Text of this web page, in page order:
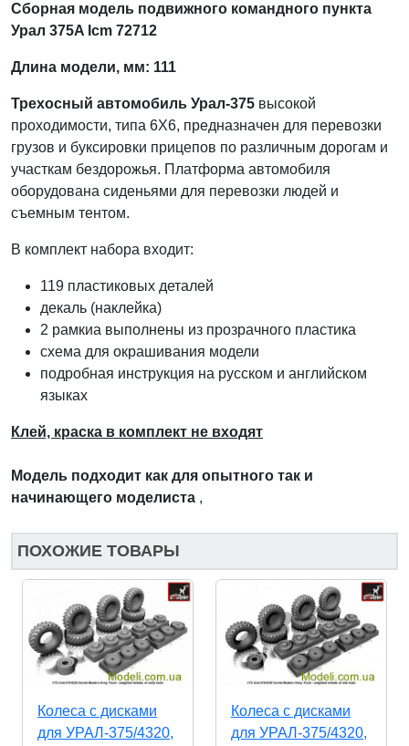
Сборная модель подвижного командного пункта
Урал 375A Icm 72712
Длина модели, мм: 111
Трехосный автомобиль Урал-375 высокой
проходимости, типа 6X6, предназначен для перевозки
грузов и буксировки прицепов по различным дорогам и
участкам бездорожья. Платформа автомобиля
оборудована сиденьями для перевозки людей и
съемным тентом.
В комплект набора входит:
119 пластиковых деталей
декаль (наклейка)
2 рамкиа выполнены из прозрачного пластика
схема для окрашивания модели
подробная инструкция на русском и английском
языках
Клей, краска в комплект не входят
Модель подходит как для опытного так и
начинающего моделиста ,
ПОХОЖИЕ ТОВАРЫ
Колеса с дисками
для УРАЛ-375/4320,
Колеса с дисками
для УРАЛ-375/4320,